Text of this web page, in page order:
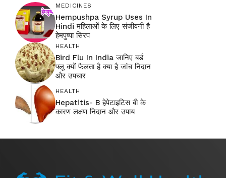
MEDICINES
Hempushpa Syrup Uses In
Hindi महिलाओं के लिए संजीवनी है
हेमपुष्पा सिरप
HEALTH
Bird Flu In India जानिए बर्ड
फ्लू क्यों फैलता है क्या है जांच निदान
और उपचार
HEALTH
Hepatitis- B हेपेटाइटिस बी के
कारण लक्षण निदान और उपाय